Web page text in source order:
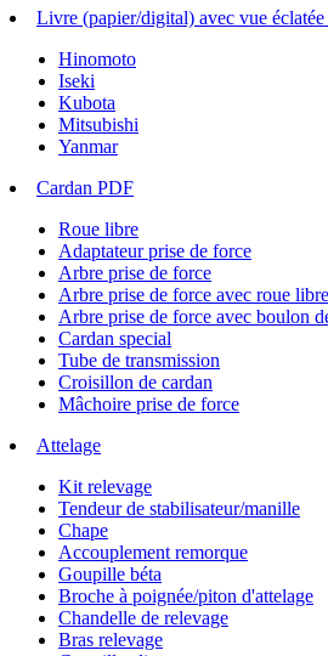
Livre (papier/digital) avec vue éclatée
Hinomoto
Iseki
Kubota
Mitsubishi
Yanmar
Cardan PDF
Roue libre
Adaptateur prise de force
Arbre prise de force
Arbre prise de force avec roue libre
Arbre prise de force avec boulon
Cardan special
Tube de transmission
Croisillon de cardan
Mâchoire prise de force
Attelage
Kit relevage
Tendeur de stabilisateur/manille
Chape
Accouplement remorque
Goupille béta
Broche à poignée/piton d'attelage
Chandelle de relevage
Bras relevage